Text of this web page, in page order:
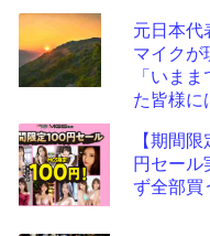
元日本代
マイク
「いま
た皆様に
【期間
円セール
ず全部買